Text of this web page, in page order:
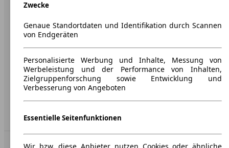
Werbung
AGB
Impressum
Erklärung zur Barrierefreiheit
Service
Händler
In Verbindung bleiben
Zwecke
Genaue Standortdaten und Identifikation durch Scannen
von Endgeräten
Personalisierte Werbung und Inhalte, Messung von
Werbeleistung und der Performance von Inhalten,
Zielgruppenforschung sowie Entwicklung und
Verbesserung von Angeboten
Essentielle Seitenfunktionen